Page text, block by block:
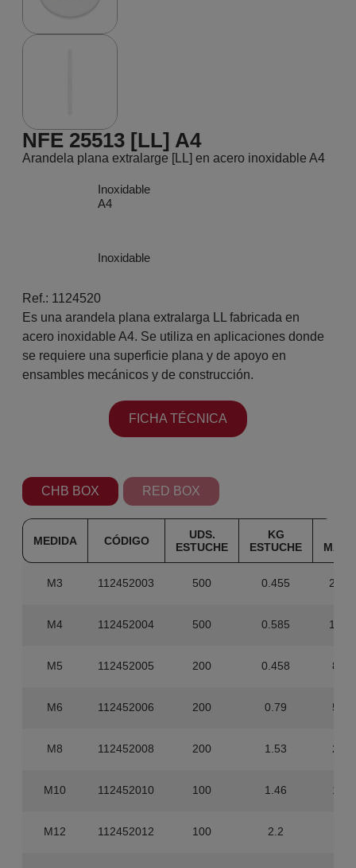
NFE 25513 [LL] A4
Arandela plana extralarge [LL] en acero inoxidable A4
Inoxidable
A4
Inoxidable
Ref.: 1124520
Es una arandela plana extralarga LL fabricada en
acero inoxidable A4. Se utiliza en aplicaciones donde
se requiere una superficie plana y de apoyo en
ensambles mecánicos y de construcción.
FICHA TÉCNICA
CHB BOX RED BOX
MEDIDA CÓDIGO
UDS.
ESTUCHE
KG
ESTUCHE
M3 112452003 500 0.455
M4 112452004 500 0.585
M5 112452005 200 0.458
M6 112452006 200 0.79
M8 112452008 200 1.53
M10 112452010 100 1.46
M12 112452012 100 2.2